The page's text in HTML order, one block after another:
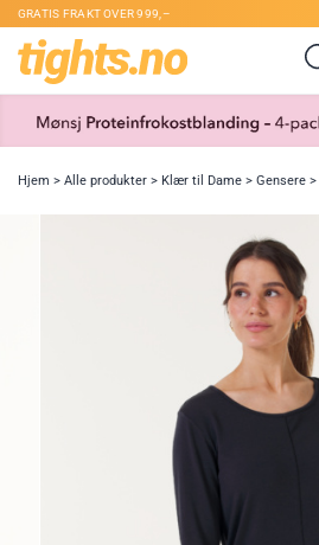
GRATIS FRAKT OVER 999,–
Hjem > Alle produkter > Klær til Dame > Gensere >